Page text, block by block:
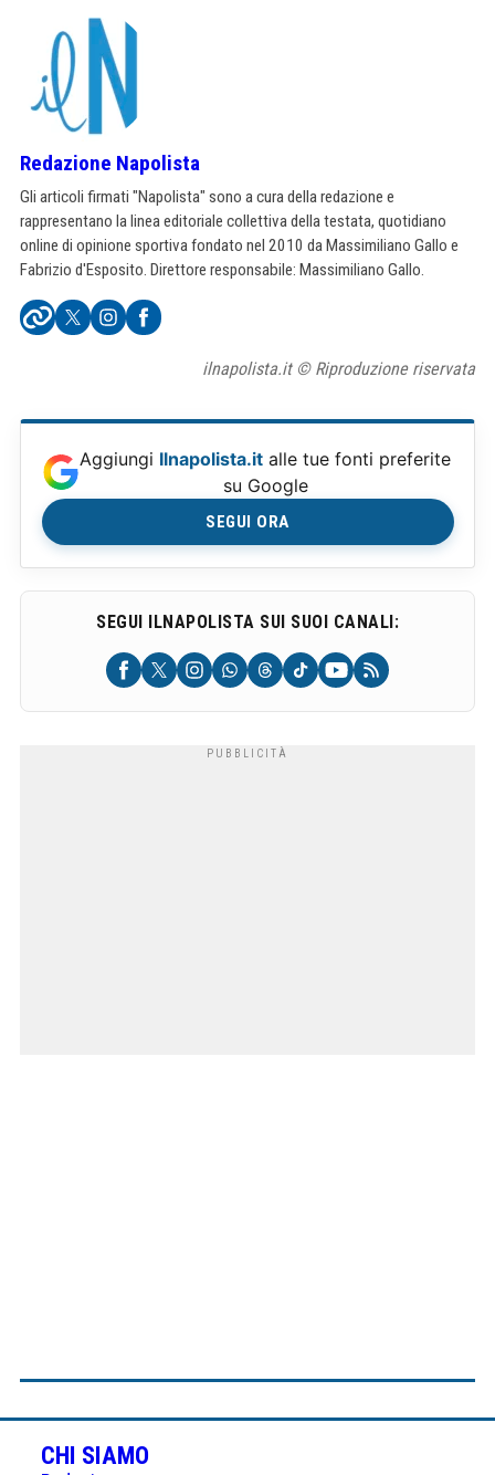
Redazione Napolista
Gli articoli firmati "Napolista" sono a cura della redazione e
rappresentano la linea editoriale collettiva della testata, quotidiano
online di opinione sportiva fondato nel 2010 da Massimiliano Gallo e
Fabrizio d'Esposito. Direttore responsabile: Massimiliano Gallo.
ilnapolista.it © Riproduzione riservata
Aggiungi Ilnapolista.it alle tue fonti preferite
su Google
SEGUI ORA
SEGUI ILNAPOLISTA SUI SUOI CANALI:
CHI SIAMO